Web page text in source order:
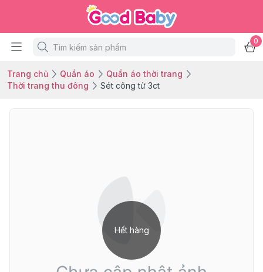
0
Trang chủ Quần áo
Quần áo thời trang
Thời trang thu đông
Sét công tử 3ct
Hết hàng